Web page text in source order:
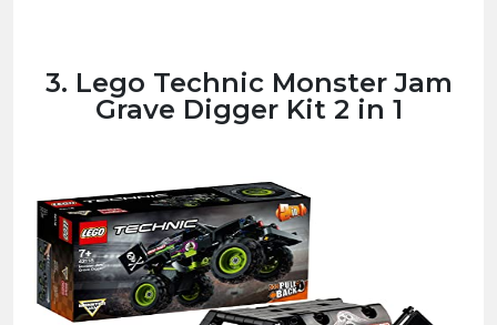
3. Lego Technic Monster Jam
Grave Digger Kit 2 in 1